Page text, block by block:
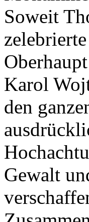
Soweit
Karol
den
Gewalt